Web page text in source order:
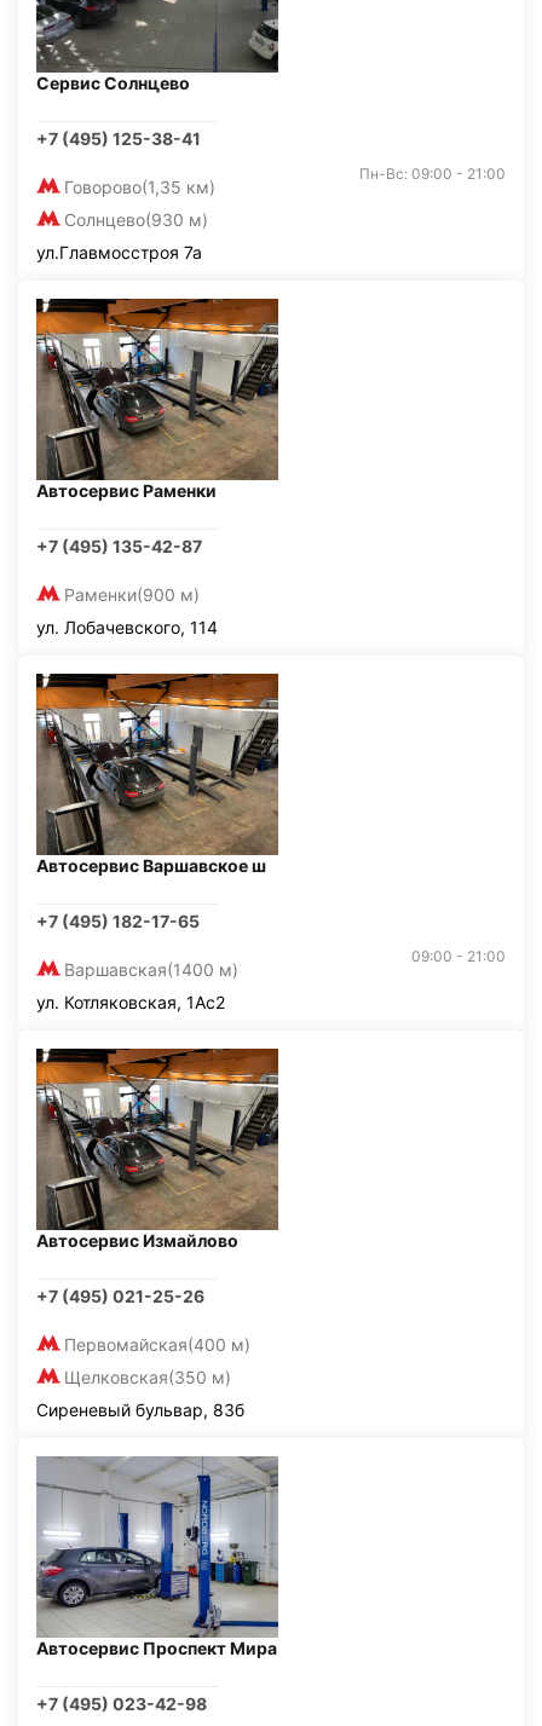
Сервис Солнцево
+7 (495) 125-38-41
Говорово(1,35 км)
Солнцево(930 м)
Пн-Вс: 09:00 - 21:00
ул.Главмосстроя 7а
Автосервис Раменки
+7 (495) 135-42-87
Раменки(900 м)
ул. Лобачевского, 114
Автосервис Варшавское ш
+7 (495) 182-17-65
Варшавская(1400 м)
09:00 - 21:00
ул. Котляковская, 1Ас2
Автосервис Измайлово
+7 (495) 021-25-26
Первомайская(400 м)
Щелковская(350 м)
Сиреневый бульвар, 83б
Автосервис Проспект Мира
+7 (495) 023-42-98